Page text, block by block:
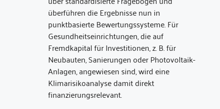
überführen die Ergebnisse nun in
punktbasierte Bewertungssysteme. Für
Gesundheitseinrichtungen, die auf
Fremdkapital für Investitionen, z. B. für
Neubauten, Sanierungen oder Photovoltaik-
Anlagen, angewiesen sind, wird eine
Klimarisikoanalyse damit direkt
finanzierungsrelevant.